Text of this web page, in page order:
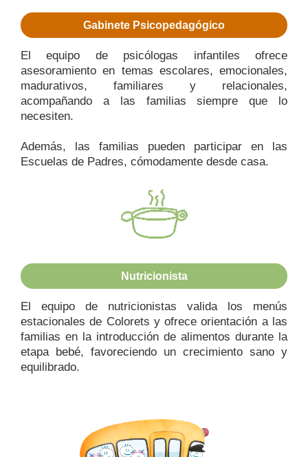
Gabinete Psicopedagógico
El equipo de psicólogas infantiles ofrece
asesoramiento en temas escolares, emocionales,
madurativos, familiares y relacionales,
acompañando a las familias siempre que lo
necesiten.
Además, las familias pueden participar en las
Escuelas de Padres, cómodamente desde casa.
Nutricionista
El equipo de nutricionistas valida los menús
estacionales de Colorets y ofrece orientación a las
familias en la introducción de alimentos durante la
etapa bebé, favoreciendo un crecimiento sano y
equilibrado.